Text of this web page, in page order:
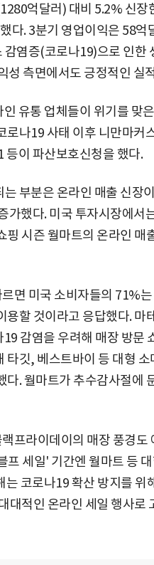
억달러) 대비 5.2% 신
다. 3분기 영업이익은 58억
염증(코로나19)으로 인한
성 측면에서도 긍정적인 실
유통 업체들이 위기를 맞
로나19 사태 이후 니만마커
등이 파산보호신청을 했다.
부분은 온라인 매출 신장
가했다. 미국 투자시장에서
핑 시즌 월마트의 온라인 매
면 미국 소비자들의 71%
용할 것이라고 응답했다. 마
감염을 우려해 매장 방문
타깃, 베스트바이 등 대형
다. 월마트가 추수감사절에
프라이데이의 매장 풍경도
프 세일' 기간엔 월마트 등
코로나19 확산 방지를 위
대적인 온라인 세일 행사로